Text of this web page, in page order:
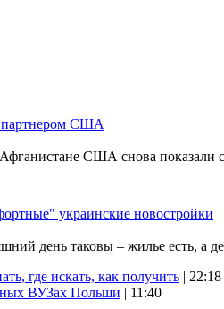
партнером США
США снова показали
украинские новостройки
день таковы – жилье есть, а
где искать, как получить | 22:18
ВУЗах Польши | 11:40